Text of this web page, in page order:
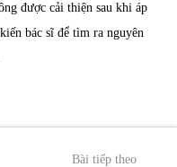
được cải thiện sau khi áp
bác sĩ để tìm ra nguyên
Bài tiếp theo